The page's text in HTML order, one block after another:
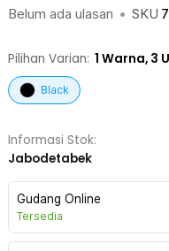
Belum ada ulasan • SKU
Pilihan Varian: 1 Warna, 3
Black
Informasi Stok:
Jabodetabek
Gudang Online
Tersedia